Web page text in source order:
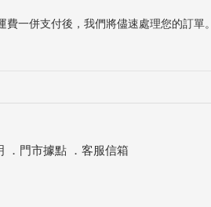
一併支付後，我們將儘速處理您的訂單。
． 門市據點． 客服信箱